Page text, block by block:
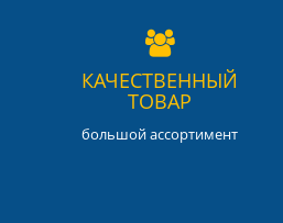
КАЧЕСТВЕННЫЙ
ТОВАР
большой ассортимент